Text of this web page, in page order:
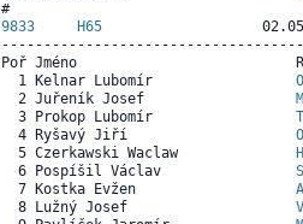
9833
H65
Poř Jméno
  1 Kelnar Lubomír
  2 Juřeník Josef
  3 Prokop Lubomír
  4 Ryšavý Jiří
  5 Czerkawski Waclaw
  6 Pospíšil Václav
  7 Kostka Evžen
  8 Lužný Josef